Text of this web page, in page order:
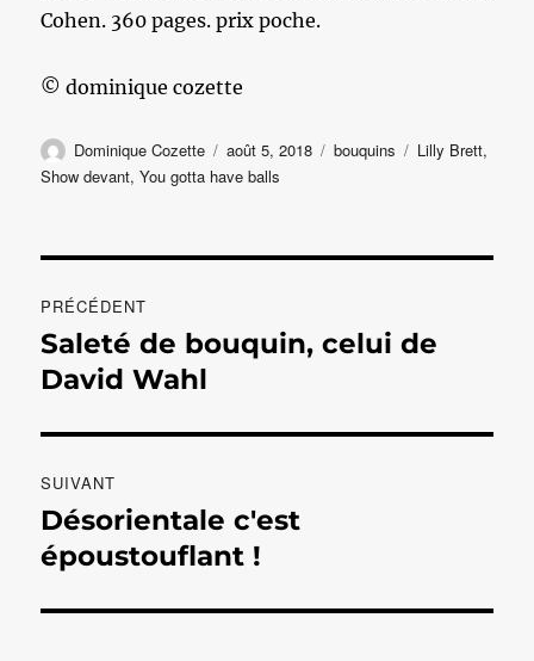
Cohen. 360 pages. prix poche.
© dominique cozette
Auteur
Dominique Cozette
Publié
le
août 5, 2018 Catégories
bouquins Étiquettes
Lilly Brett,
Show devant,You gotta have balls
de
l’article
PRÉCÉDENT
Publication
précédente :
Saleté de bouquin, celui de
David Wahl
SUIVANT
Publication
suivante :
Désorientale c'est
époustouflant !